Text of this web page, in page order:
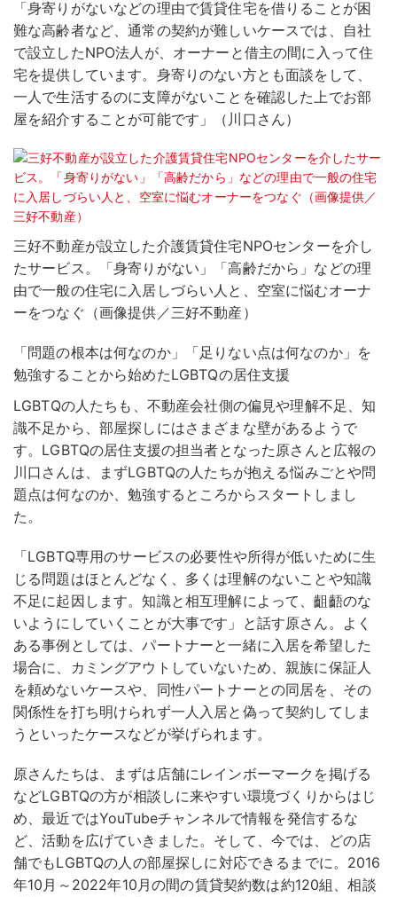
「身寄りがないなどの理由で賃貸住宅を借りることが困
難な高齢者など、通常の契約が難しいケースでは、自社
で設立したNPO法人が、オーナーと借主の間に入って住
宅を提供しています。身寄りのない方とも面談をして、
一人で生活するのに支障がないことを確認した上でお部
屋を紹介することが可能です」（川口さん）
三好不動産が設立した介護賃貸住宅NPOセンターを介し
たサービス。「身寄りがない」「高齢だから」などの理
由で一般の住宅に入居しづらい人と、空室に悩むオーナ
ーをつなぐ（画像提供／三好不動産）
「問題の根本は何なのか」「足りない点は何なのか」を
勉強することから始めたLGBTQの居住支援
LGBTQの人たちも、不動産会社側の偏見や理解不足、知
識不足から、部屋探しにはさまざまな壁があるようで
す。LGBTQの居住支援の担当者となった原さんと広報の
川口さんは、まずLGBTQの人たちが抱える悩みごとや問
題点は何なのか、勉強するところからスタートしまし
た。
「LGBTQ専用のサービスの必要性や所得が低いために生
じる問題はほとんどなく、多くは理解のないことや知識
不足に起因します。知識と相互理解によって、齟齬のな
いようにしていくことが大事です」と話す原さん。よく
ある事例としては、パートナーと一緒に入居を希望した
場合に、カミングアウトしていないため、親族に保証人
を頼めないケースや、同性パートナーとの同居を、その
関係性を打ち明けられず一人入居と偽って契約してしま
うといったケースなどが挙げられます。
原さんたちは、まずは店舗にレインボーマークを掲げる
などLGBTQの方が相談しに来やすい環境づくりからはじ
め、最近ではYouTubeチャンネルで情報を発信するな
ど、活動を広げていきました。そして、今では、どの店
舗でもLGBTQの人の部屋探しに対応できるまでに。2016
年10月～2022年10月の間の賃貸契約数は約120組、相談